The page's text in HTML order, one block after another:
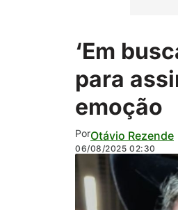
‘Em
para
emoção
PorOtávio Rezende
06/08/2025 02:30